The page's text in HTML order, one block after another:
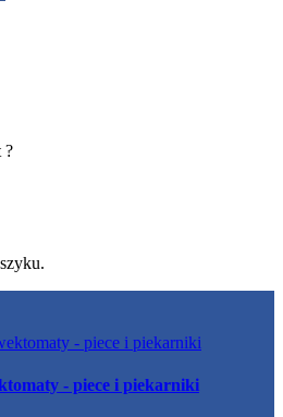
?
- piece i piekarniki